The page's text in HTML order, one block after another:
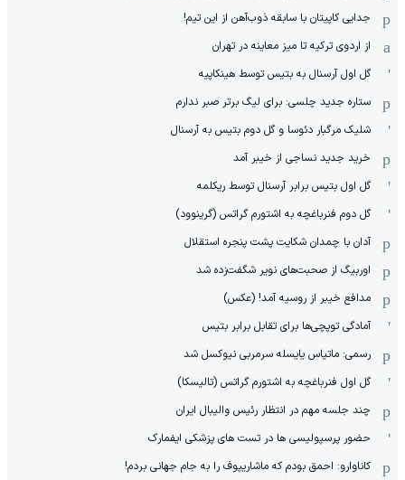
جدایی کاپیتان با سابقه ذوب‌آهن از این تیم!
از اردوی ترکیه تا میز معاینه در تهران
گل اول آرسنال به بتیس توسط هینکاپیه
ستاره جدید چلسی: برای لیگ برتر صبر ندارم
شلیک مرگبار دئوسا و گل دوم بتیس به آرسنال
خرید جدید نساجی از خیبر آمد
گل اول بتیس برابر آرسنال توسط ریکلمه
گل دوم فنرباغچه به اشتورم گراتس (گرینوود)
آدان با چمدان شکایت پشت پنجره استقلال
اوربیگ از صحبت‌های نویر شگفت‌زده شد
مدافع خیبر از روسیه آمد! (عکس)
آمادگی توپچی‌ها برای تقابل برابر بتیس
رسمی: ماتیاس یایسله سرمربی نیوکسل شد
گل اول فنرباغچه به اشتورم گراتس (تالیسکا)
چند جلسه مهم در انتظار رئیس والیبال ایران
حضور پرسپولیسی ها در تست های پزشکی ایفمارک
کاناوارو: احمق بودم که ماشاریپوف را به جام جهانی بردم!